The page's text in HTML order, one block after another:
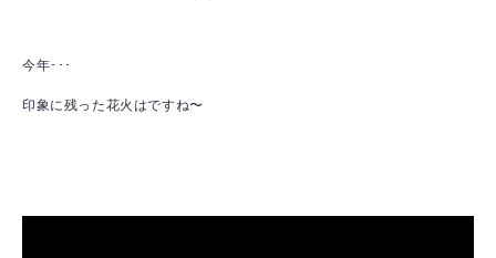
今年･･･
印象に残った花火はですね〜